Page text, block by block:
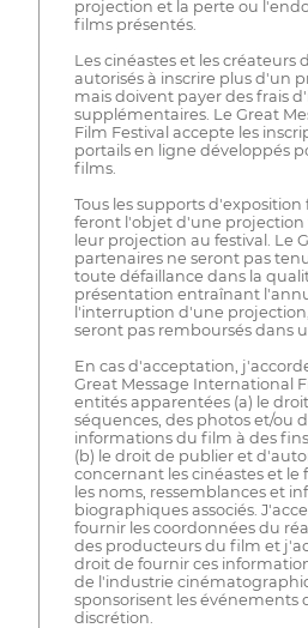
projection et la perte ou
films présentés.
Les cinéastes et les créateurs
autorisés à inscrire plus d'un
mais doivent payer des frais
supplémentaires. Le Great
Film Festival accepte les
portails en ligne développés
films.
Tous les supports d'exposition
feront l'objet d'une
leur projection au festival. Le
partenaires ne seront pas
toute défaillance dans la
présentation entraînant
l'interruption d'une
seront pas remboursés dans
En cas d'acceptation,
Great Message International
entités apparentées (a) le
séquences, des photos et/ou
informations du film à des
(b) le droit de publier et
concernant les cinéastes et
les noms, ressemblances et
biographiques associés.
fournir les coordonnées du
des producteurs du film et
droit de fournir ces
de l'industrie
sponsorisent les événements
discrétion.